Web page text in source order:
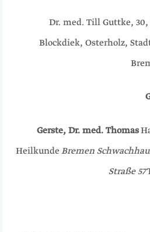
Dr. med. Till Guttke,
Blockdiek, Osterholz,
Gerste, Dr. med. Thomas
HeilkundeBremen
Straße 57